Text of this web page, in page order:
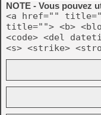
NOTE - Vous pouvez
<a href=""
title=""> <b>
<code> <del
<s> <strike>